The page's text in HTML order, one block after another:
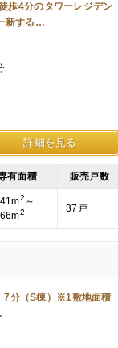
歩4分のタワーレジデン
新する…
詳細を見る
有面積 販売戸数
2 ～
2 37戸
分（S棟）※1敷地面積